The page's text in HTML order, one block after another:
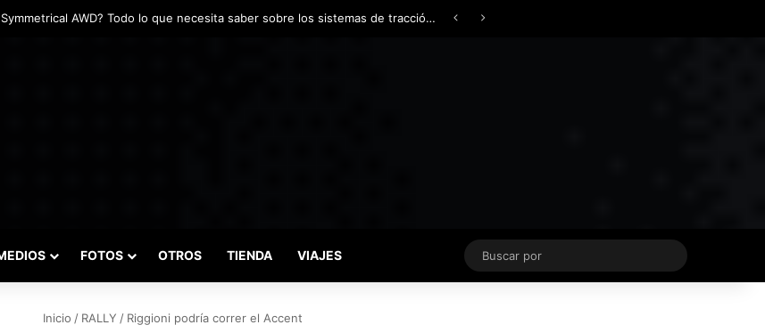
el inicio del Campeonato de Invierno de Kartismo
FOTOS OTROS TIENDA VIAJES
Buscar
por
Inicio / RALLY / Riggioni podría correr el Accent